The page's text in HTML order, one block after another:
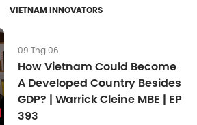
VIETNAM INNOVATORS
09 Thg 06
How Vietnam Could Become
A Developed Country Besides
GDP? | Warrick Cleine MBE | EP
393